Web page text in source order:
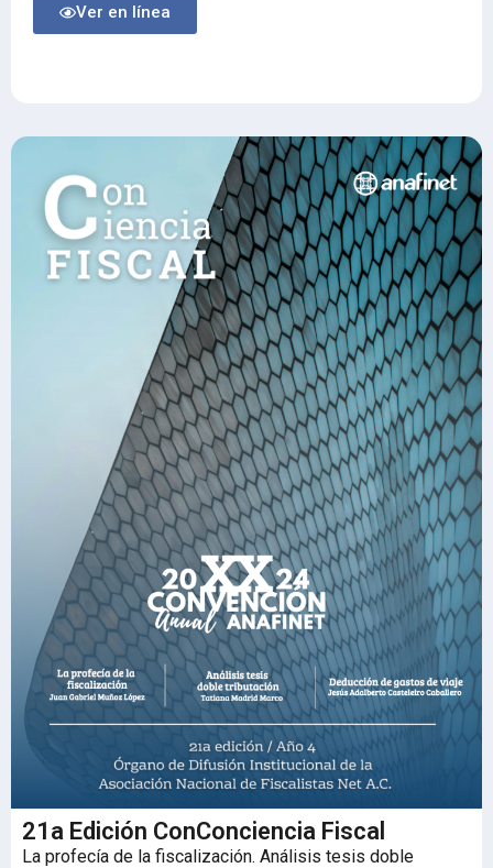
Ver en línea
21a Edición ConConciencia Fiscal
La profecía de la fiscalización. Análisis tesis doble